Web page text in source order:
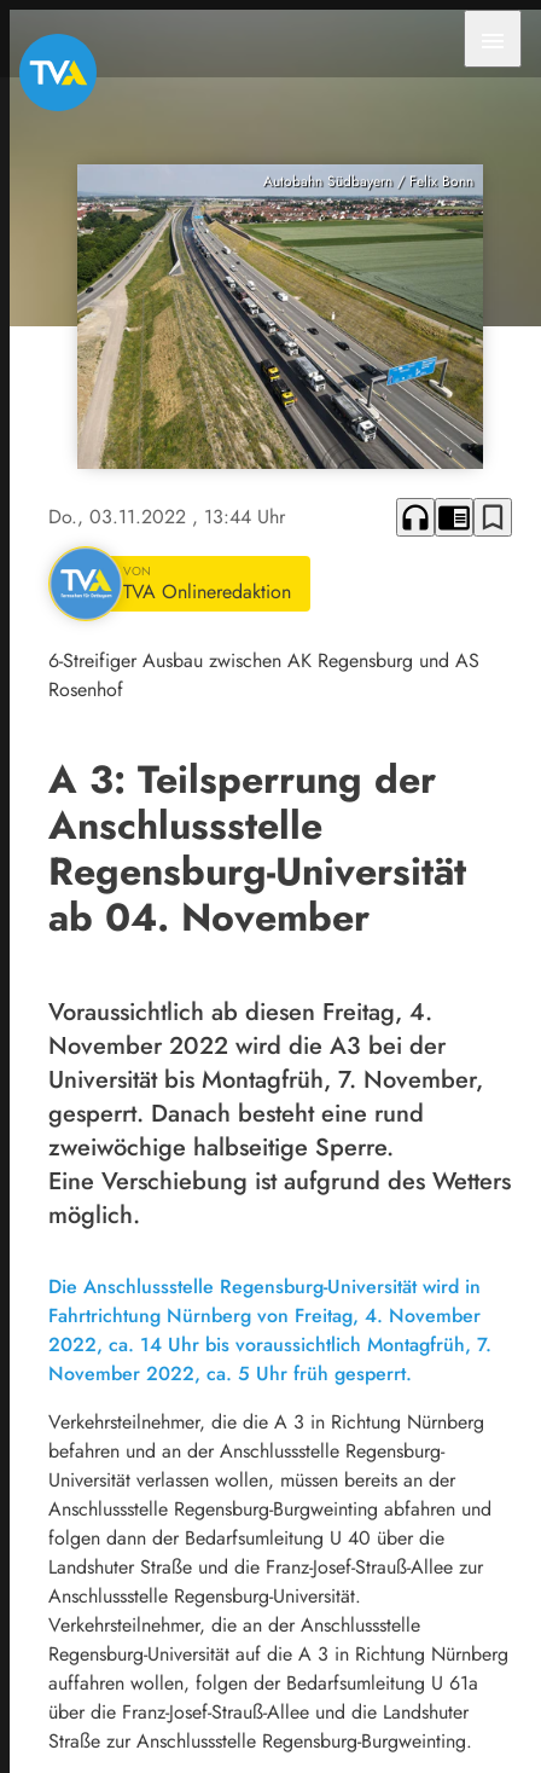
Autobahn Südbayern / Felix Bonn
Do., 03.11.2022 , 13:44 Uhr headphones chrome_reader_mode bookmark_border
VON
TVA Onlineredaktion
6-Streifiger Ausbau zwischen AK Regensburg und AS
Rosenhof
A 3: Teilsperrung der
Anschlussstelle
Regensburg-Universität
ab 04. November
Voraussichtlich ab diesen Freitag, 4.
November 2022 wird die A3 bei der
Universität bis Montagfrüh, 7. November,
gesperrt. Danach besteht eine rund
zweiwöchige halbseitige Sperre.
Eine Verschiebung ist aufgrund des Wetters
möglich.
Die Anschlussstelle Regensburg-Universität wird in
Fahrtrichtung Nürnberg von Freitag, 4. November
2022, ca. 14 Uhr bis voraussichtlich Montagfrüh, 7.
November 2022, ca. 5 Uhr früh gesperrt.
Verkehrsteilnehmer, die die A 3 in Richtung Nürnberg
befahren und an der Anschlussstelle Regensburg-
Universität verlassen wollen, müssen bereits an der
Anschlussstelle Regensburg-Burgweinting abfahren und
folgen dann der Bedarfsumleitung U 40 über die
Landshuter Straße und die Franz-Josef-Strauß-Allee zur
Anschlussstelle Regensburg-Universität.
Verkehrsteilnehmer, die an der Anschlussstelle
Regensburg-Universität auf die A 3 in Richtung Nürnberg
auffahren wollen, folgen der Bedarfsumleitung U 61a
über die Franz-Josef-Strauß-Allee und die Landshuter
Straße zur Anschlussstelle Regensburg-Burgweinting.